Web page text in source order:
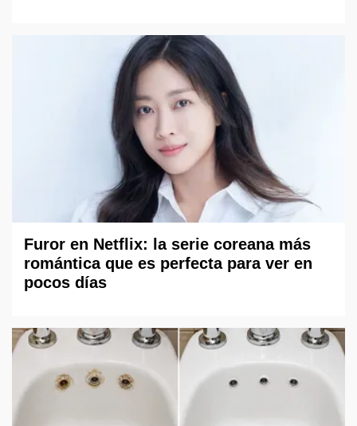
Furor en Netflix: la serie coreana más
romántica que es perfecta para ver en
pocos días